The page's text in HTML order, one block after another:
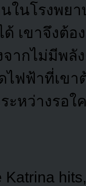
ในโรงพยา
เขาจึงต้อ
จากไม่มีพลั
ไฟฟ้าที่เข
ะหว่างรอใ
Katrina